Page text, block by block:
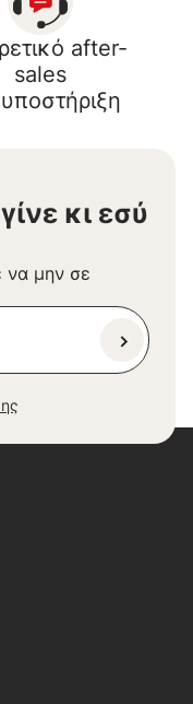
after-
sales
κι εσύ
να μην σε